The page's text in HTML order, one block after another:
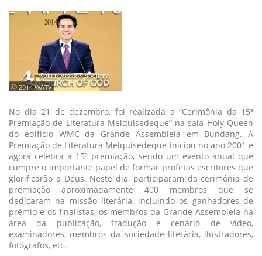
ⓒ 2014 WATV
No dia 21 de dezembro, foi realizada a “Cerimônia da 15ª
Premiação de Literatura Melquisedeque” na sala Holy Queen
do edifício WMC da Grande Assembleia em Bundang. A
Premiação de Literatura Melquisedeque iniciou no ano 2001 e
agora celebra a 15ª premiação, sendo um evento anual que
cumpre o importante papel de formar profetas escritores que
glorificarão a Deus. Neste dia, participaram da cerimônia de
premiação aproximadamente 400 membros que se
dedicaram na missão literária, incluindo os ganhadores de
prêmio e os finalistas, os membros da Grande Assembleia na
área da publicação, tradução e cenário de vídeo,
examinadores, membros da sociedade literária, ilustradores,
fotógrafos, etc.